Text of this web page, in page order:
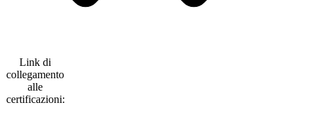
Link di
collegamento
alle
certificazioni: